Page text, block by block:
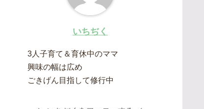
いちぢく
3人子育て＆育休中のママ
興味の幅は広め
ごきげん目指して修行中